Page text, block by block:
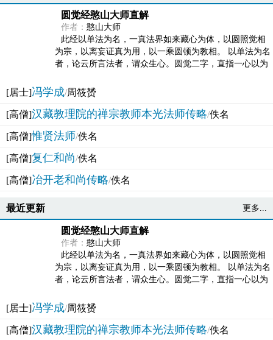
圆觉经憨山大师直解
作者： 憨山大师
此经以单法为名，一真法界如来藏心为体，以圆照觉相
为宗，以离妄证真为用，以一乘圆顿为教相。 以单法为名
者，论云所言法者，谓众生心。圆觉二字，直指一心以为
[居士]冯学成/周筱赟
[高僧]汉藏教理院的禅宗教师本光法师传略/佚名
[高僧]惟贤法师/佚名
[高僧]复仁和尚/佚名
[高僧]冶开老和尚传略/佚名
最近更新 更多...
圆觉经憨山大师直解
作者： 憨山大师
此经以单法为名，一真法界如来藏心为体，以圆照觉相
为宗，以离妄证真为用，以一乘圆顿为教相。 以单法为名
者，论云所言法者，谓众生心。圆觉二字，直指一心以为
[居士]冯学成/周筱赟
[高僧]汉藏教理院的禅宗教师本光法师传略/佚名